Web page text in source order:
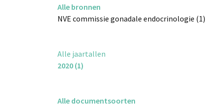
Alle bronnen
NVE commissie gonadale endocrinologie (1)
Alle jaartallen
2020 (1)
Alle documentsoorten